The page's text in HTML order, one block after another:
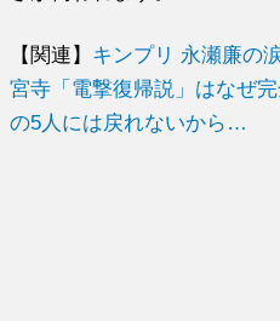
【関連】 キンプリ 永瀬廉の
宮寺「電撃復帰説」はなぜ
の5人には戻れないから…